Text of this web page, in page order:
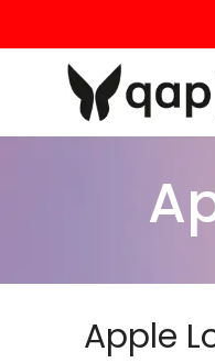
Apple